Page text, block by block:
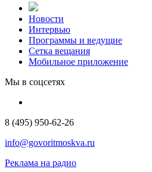
Новости
Интервью
Программы и ведущие
Сетка вещания
Мобильное приложение
Мы в соцсетях
8 (495) 950-62-26
info@govoritmoskva.ru
Реклама на радио